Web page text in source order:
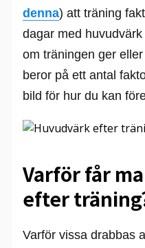
denna) att träning
dagar med
om träningen ger
beror på ett antal
bild för hur du kan
Varför får
efter
Varför vissa drabbas